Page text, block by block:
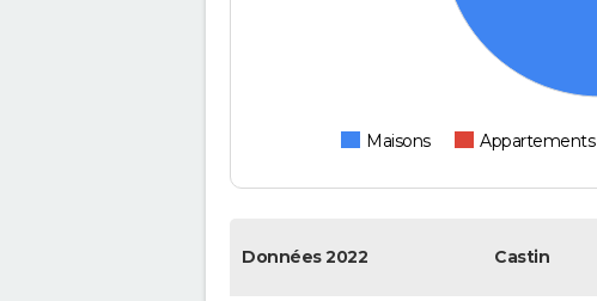
Maisons Appartements
Données 2022 Castin